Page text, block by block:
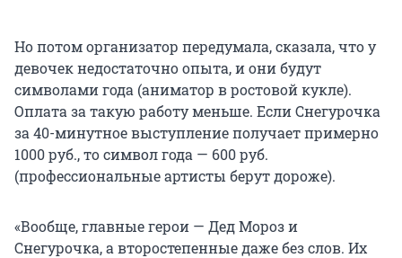
Но потом организатор передумала, сказала, что у
девочек недостаточно опыта, и они будут
символами года (аниматор в ростовой кукле).
Оплата за такую работу меньше. Если Снегурочка
за 40-минутное выступление получает примерно
1000 руб., то символ года — 600 руб.
(профессиональные артисты берут дороже).
«Вообще, главные герои — Дед Мороз и
Снегурочка, а второстепенные даже без слов. Их